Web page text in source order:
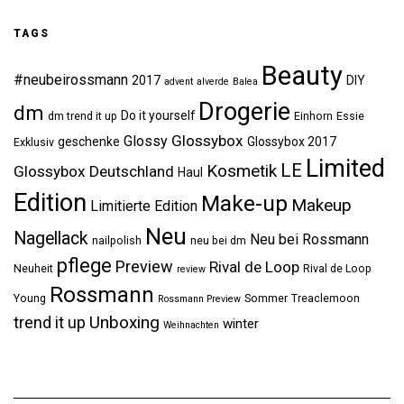
TAGS
#neubeirossmann 2017 advent alverde Balea Beauty DIY
dm dm trend it up Do it yourself Drogerie Einhorn Essie
Exklusiv geschenke Glossy Glossybox Glossybox 2017
Glossybox Deutschland Haul Kosmetik LE Limited
Edition Limitierte Edition Make-up Makeup
Nagellack nailpolish Neu neu bei dm Neu bei Rossmann
Neuheit pflege Preview review Rival de Loop Rival de Loop
Young Rossmann Rossmann Preview Sommer Treaclemoon
trend it up Unboxing Weihnachten winter